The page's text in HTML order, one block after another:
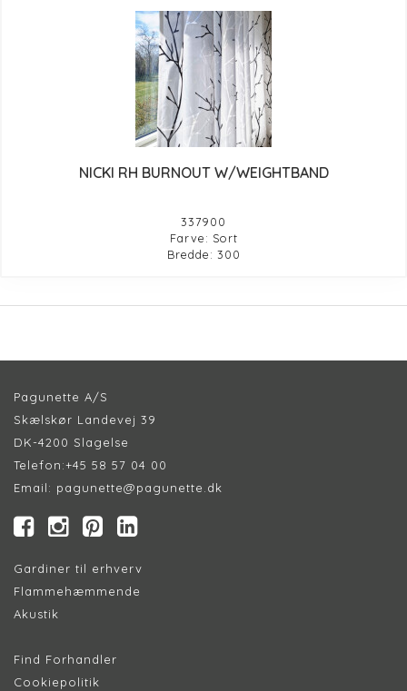
NICKI RH BURNOUT W/WEIGHTBAND
337900
Farve: Sort
Bredde: 300
Pagunette A/S
Skælskør Landevej 39
DK-4200 Slagelse
Telefon:+45 58 57 04 00
Email: pagunette@pagunette.dk
Gardiner til erhverv
Flammehæmmende
Akustik
Find Forhandler
Cookiepolitik